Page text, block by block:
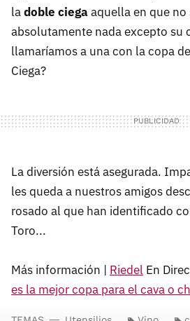
ladoble ciegaaquella en que no
absolutamente nada excepto su
llamaríamos a una con la copa
Ciega?
La diversión está asegurada.
les queda a nuestros amigos
rosado al que han identificado
Toro...
Más información | Riedel En
es la mejor copa para el cava o